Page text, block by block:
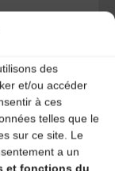
des
et/ou accéder
à ces
telles que le
sur ce site. Le
a un
et fonctions du
poésie
REPLY